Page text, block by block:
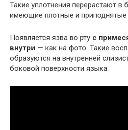
Такие уплотнения перерастают в
имеющие плотные и приподнятые
Появляется язва во рту с
внутри — как на фото. Такие
образуются на внутренней
боковой поверхности языка.